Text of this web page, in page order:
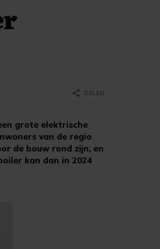
grote elektrische
van de regio
de bouw rond zijn, en
kan dan in 2024
share DELEN